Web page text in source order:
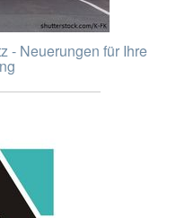
- Neuerungen für Ihre